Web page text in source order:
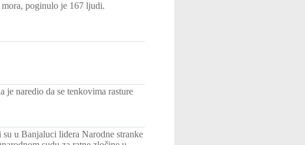
poginulo je 167 ljudi.
je naredio da se tenkovima rasture
u Banjaluci lidera Narodne stranke